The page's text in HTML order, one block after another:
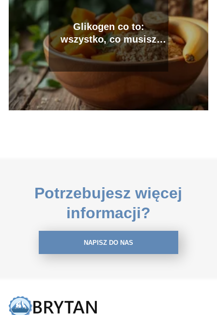
Glikogen co to:
wszystko, co musisz
wiedzieć o jego funkcjach
Potrzebujesz więcej
informacji?
NAPISZ DO NAS